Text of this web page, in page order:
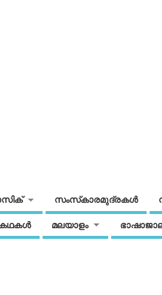
സംസ്‌കാരമുദ്രകള്‍
മലയാളം